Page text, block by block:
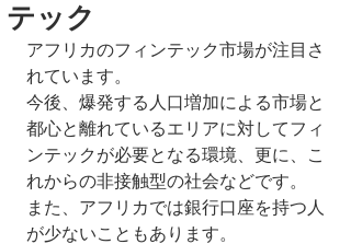
テック
アフリカのフィンテック市場が注目さ
れています。
今後、爆発する人口増加による市場と
都心と離れているエリアに対してフィ
ンテックが必要となる環境、更に、こ
れからの非接触型の社会などです。
また、アフリカでは銀行口座を持つ人
が少ないこともあります。